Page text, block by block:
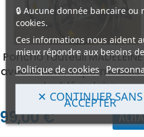
Poncho fauteuil MADELEINE
avec têtière, imperméable
doublé polaire
99,00 €
🔒 Aucune donnée bancaire
cookies.
Ces informations nous aident
mieux répondre aux besoins
Politique de cookies
✕ CONTINUER SANS
ACCEPTER